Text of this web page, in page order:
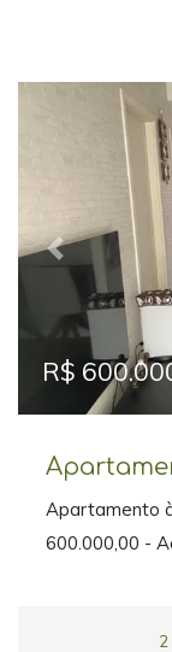
Previous
R$
Apartamento
600.000,00 -
2